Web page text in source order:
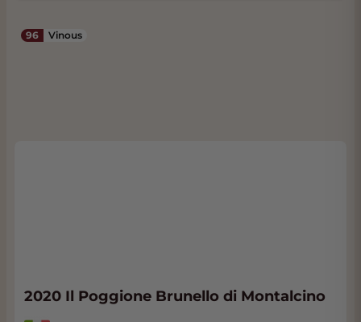
96 Vinous
2020 Il Poggione Brunello di Montalcino